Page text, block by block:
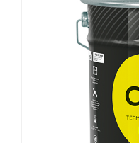
и эмали